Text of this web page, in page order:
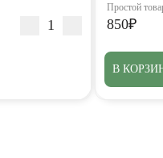
Простой
850₽
В